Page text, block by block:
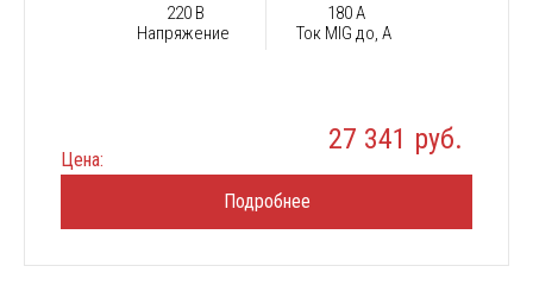
220 В
Напряжение
180 А
Ток MIG до, А
Цена:
27 341 руб.
Подробнее